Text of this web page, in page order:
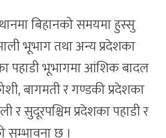
बिहानको समयमा हुस्सु
भूभाग तथा अन्य प्रदेशका
पहाडी भूभागमा आंशिक बादल
बागमती र गण्डकी प्रदेशका
र सुदूरपश्चिम प्रदेशका पहाडी र
सम्भावना छ ।